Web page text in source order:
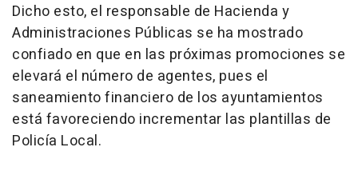
Dicho esto, el responsable de Hacienda y
Administraciones Públicas se ha mostrado
confiado en que en las próximas promociones se
elevará el número de agentes, pues el
saneamiento financiero de los ayuntamientos
está favoreciendo incrementar las plantillas de
Policía Local.